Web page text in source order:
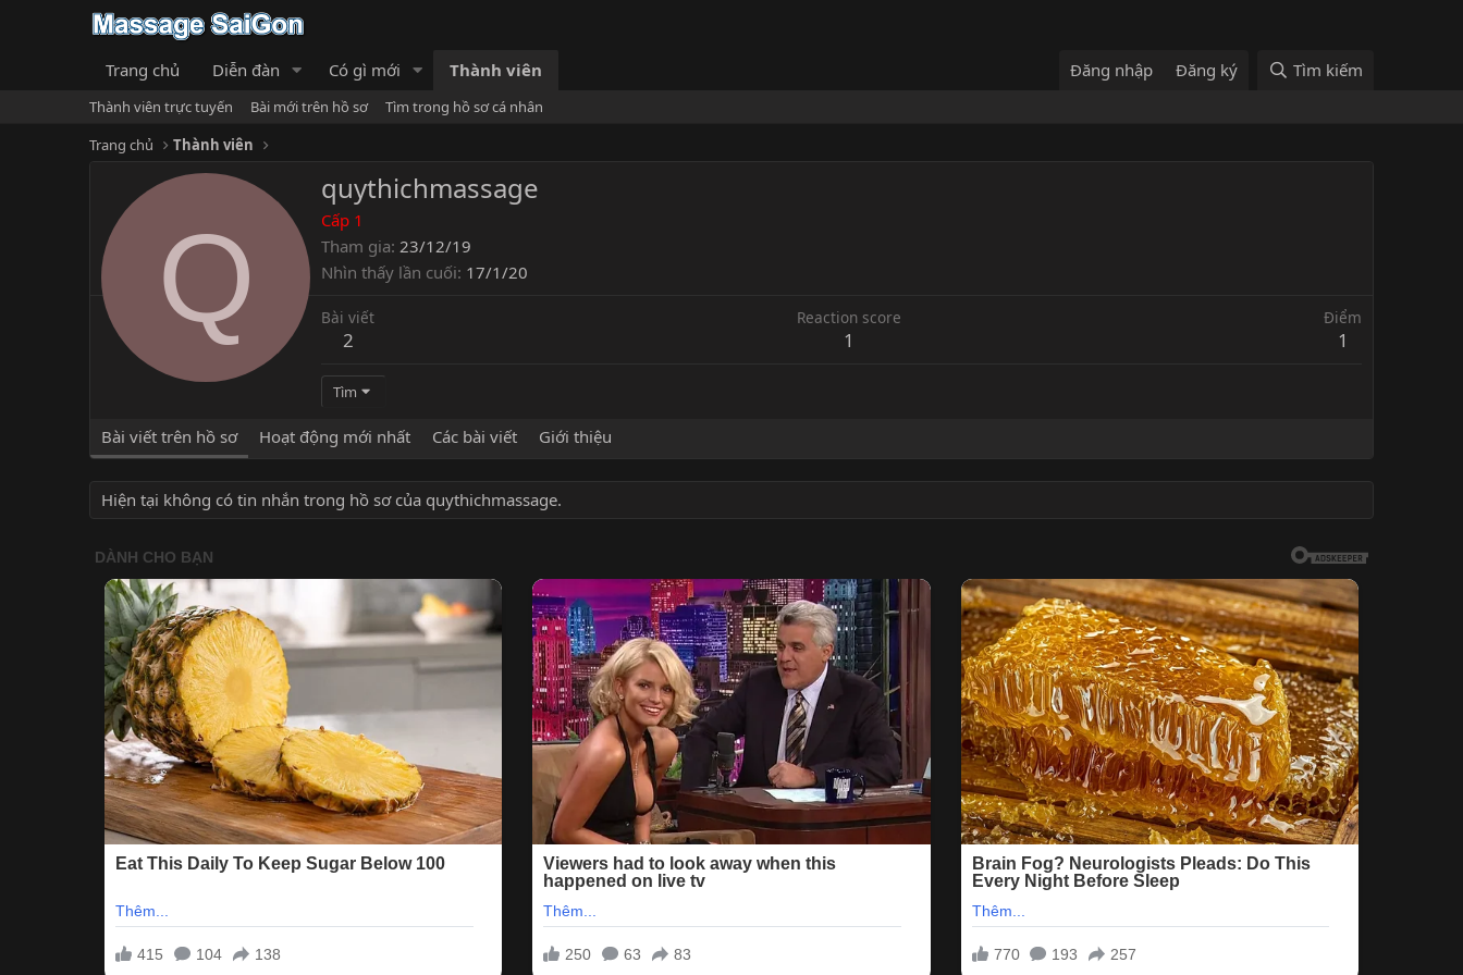
Trang chủ Diễn đàn Có gì mới Thành viên Đăng nhập Đăng ký Tìm kiếm
Thành viên trực tuyến Bài mới trên hồ sơ
Tìm trong hồ sơ cá nhân
Trang chủ
Thành viên
Q
quythichmassage
Cấp 1
Tham gia 23/12/19
Nhìn thấy lần cuối 17/1/20
Bài viết
2
Reaction score
1
Điểm
1
Tìm
Bài viết trên hồ sơ Hoạt động mới nhất Các bài viết Giới thiệu
Hiện tại không có tin nhắn trong hồ sơ của quythichmassage.